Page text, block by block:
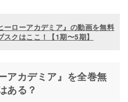
ーローアカデミア』の動画を無料
クはここ！【1期〜5期】
アカデミア』を全巻無
ある？